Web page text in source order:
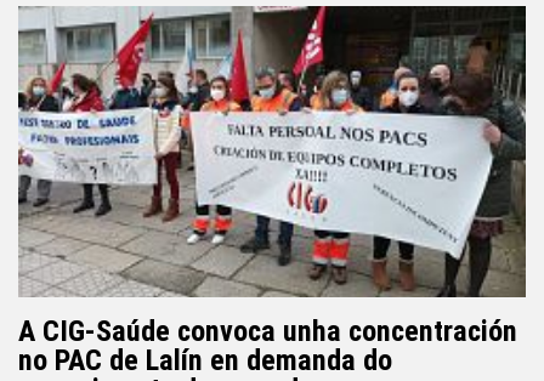
A CIG-Saúde convoca unha concentración
no PAC de Lalín en demanda do